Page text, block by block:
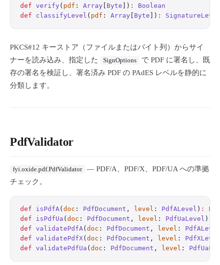
def verify ( pdf : Array Byte ]) :
Boolean
def classifyLevel ( pdf : Array Byte ]) : SignatureLevel
PKCS#12 キーストア（ファイルまたはバイト列）からサイ
ナーを読み込み、指定した
SignOptions
で PDF に署名し、既
存の署名を検証し、署名済み PDF の PAdES レベルを静的に
分類します。
PdfValidator
fyi.oxide.pdf.PdfValidator
— PDF/A、PDF/X、PDF/UA への準拠
チェック。
def isPdfA( doc : PdfDocument , level : PdfALevel ) :
def isPdfUa ( doc : PdfDocument , level : PdfUaLevel )
def validatePdfA( doc : PdfDocument , level : PdfALevel
def validatePdfX( doc : PdfDocument , level : PdfXLevel
def validatePdfUa ( doc : PdfDocument , level :